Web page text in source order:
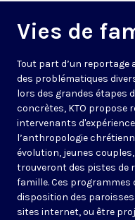
Vies de
Tout part d’un reportage
des problématiques
lors des grandes étapes
concrètes, KTO propose
intervenants
l’anthropologie
évolution, jeunes
trouveront des pistes de
famille. Ces programmes
disposition des
sites internet, ou être